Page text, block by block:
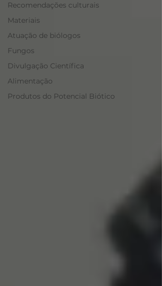
Recomendações culturais
Materiais
Atuação de biólogos
Fungos
Divulgação Científica
Alimentação
Produtos do Potencial Biótico